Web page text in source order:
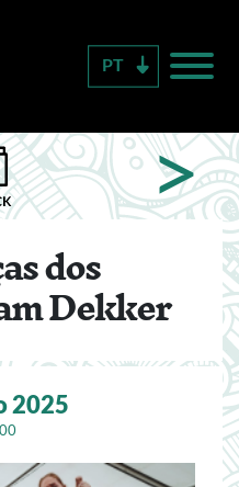
PT
dos
Dekker
>
Image
2025